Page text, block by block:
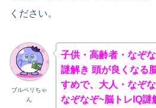
ください。
ブルベリちゃ
ん
子供・高齢者・なぞ
謎解き 頭が良くなる
すめで、大人・なぞ
なぞなぞ~脳トレIQ謎